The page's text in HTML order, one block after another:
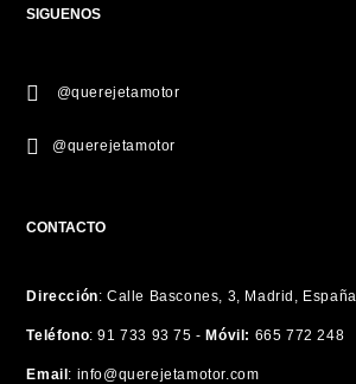
SIGUENOS
@querejetamotor
@querejetamotor
CONTACTO
Dirección: Calle Bascones, 3, Madrid, España
Teléfono: 91 733 93 75 -Móvil: 665 772 248
Email: info@querejetamotor.com